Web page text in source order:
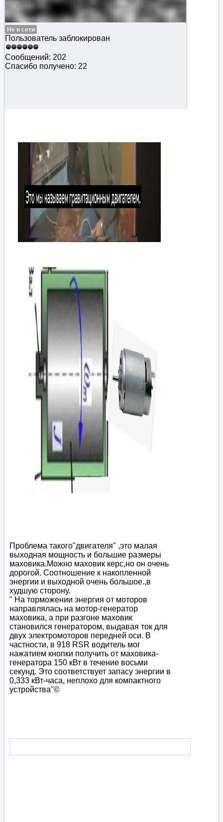
Не в сети
Пользователь заблокирован
Сообщений: 202
Спасибо получено: 22
Проблема такого"двигателя" ,это малая
выходная мощность и большие размеры
маховика.Можно маховик керс,но он очень
дорогой. Соотношение к накопленной
энергии и выходной очень большое.,в
худшую сторону.
" На торможении энергия от моторов
направлялась на мотор-генератор
маховика, а при разгоне маховик
становился генератором, выдавая ток для
двух электромоторов передней оси. В
частности, в 918 RSR водитель мог
нажатием кнопки получить от маховика-
генератора 150 кВт в течение восьми
секунд. Это соответствует запасу энергии в
0,333 кВт-часа, неплохо для компактного
устройства"©